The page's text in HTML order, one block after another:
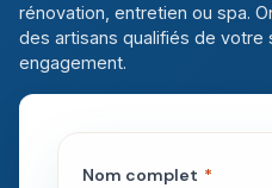
rénovation, entretien ou spa.
des artisans qualifiés de votre
engagement.
Nom complet *